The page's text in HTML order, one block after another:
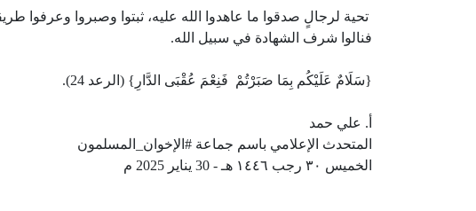
تحية لرجالٍ صدقوا ما عاهدوا الله عليه، ثبتوا وصبروا وعرفوا
فنالوا شرف الشهادة في سبيل الله.
{سَلَامٌ عَلَيْكُم بِمَا صَبَرْتُمْ فَنِعْمَ عُقْبَى الدَّارِ} (الرعد 24).
أ. علي حمد
المتحدث الإعلامي باسم جماعة #الإخوان_المسلمون
الخميس ٣٠ رجب ١٤٤٦ هـ - 30 يناير 2025 م